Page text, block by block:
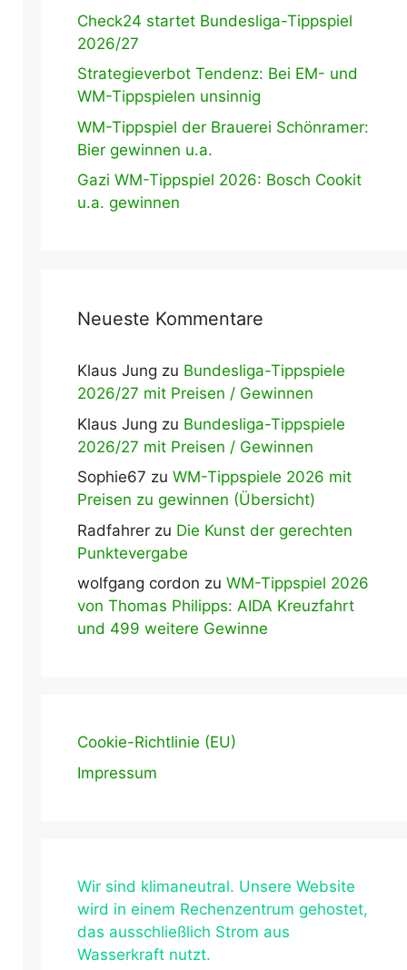
Check24 startet Bundesliga-Tippspiel
2026/27
Strategieverbot Tendenz: Bei EM- und
WM-Tippspielen unsinnig
WM-Tippspiel der Brauerei Schönramer:
Bier gewinnen u.a.
Gazi WM-Tippspiel 2026: Bosch Cookit
u.a. gewinnen
Neueste Kommentare
Klaus Jung zu Bundesliga-Tippspiele
2026/27 mit Preisen / Gewinnen
Klaus Jung zu Bundesliga-Tippspiele
2026/27 mit Preisen / Gewinnen
Sophie67 zu WM-Tippspiele 2026 mit
Preisen zu gewinnen (Übersicht)
Radfahrerzu Die Kunst der gerechten
Punktevergabe
wolfgang cordon zu WM-Tippspiel 2026
von Thomas Philipps: AIDA Kreuzfahrt
und 499 weitere Gewinne
Cookie-Richtlinie (EU)
Impressum
Wir sind klimaneutral. Unsere Website
wird in einem Rechenzentrum gehostet,
das ausschließlich Strom aus
Wasserkraft nutzt.